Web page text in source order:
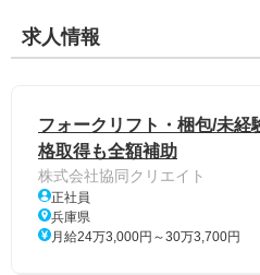
求人情報
フォークリフト・梱包/未経
格取得も全額補助
株式会社協同クリエイト
正社員
兵庫県
月給24万3,000円～30万3,700円